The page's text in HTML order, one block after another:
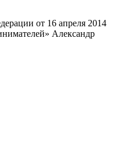
от 16 апреля 2014
Александр